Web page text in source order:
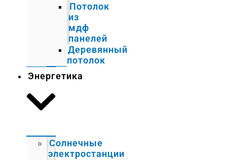
Потолок
из
мдф
панелей
Деревянный
потолок
Энергетика
Солнечные
электростанции